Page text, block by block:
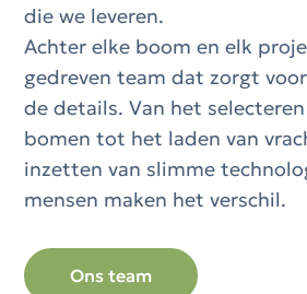
die we leveren.
Achter elke boom en elk
gedreven team dat zorgt
de details. Van het
bomen tot het laden van
inzetten van slimme
mensen maken het verschil.
Ons team